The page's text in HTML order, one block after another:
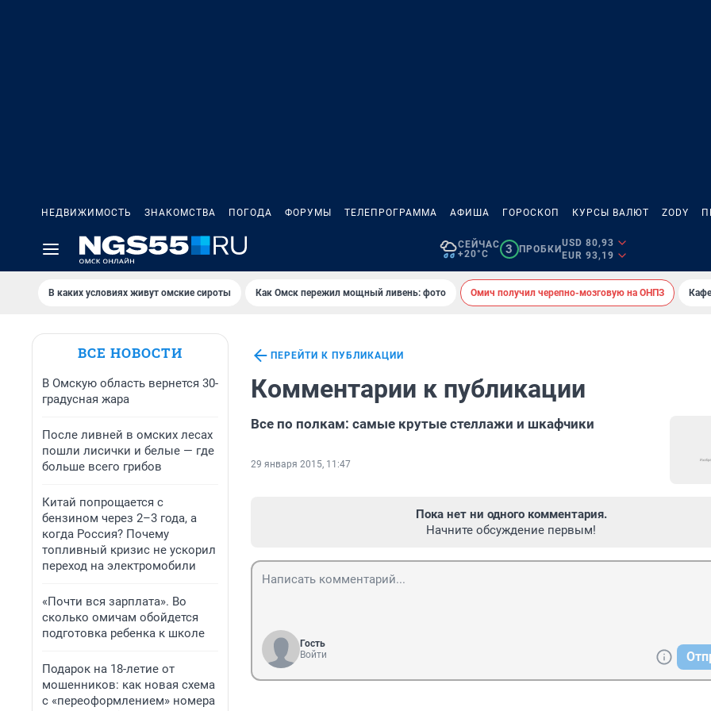
НЕДВИЖИМОСТЬ ЗНАКОМСТВА ПОГОДА ФОРУМЫ ТЕЛЕПРОГРАММА АФИША ГОРОСКОП КУРСЫ ВАЛЮТ ZODY
СЕЙЧАС
+20°C
3 ПРОБКИ
USD 80,93
EUR 93,19
В каких условиях живут омские сироты Как Омск пережил мощный ливень: фото Омич получил черепно-мозговую на ОНПЗ
ВСЕ НОВОСТИ
В Омскую область вернется 30-
градусная жара
После ливней в омских лесах
пошли лисички и белые — где
больше всего грибов
Китай попрощается с
бензином через 2–3 года, а
когда Россия? Почему
топливный кризис не ускорил
переход на электромобили
«Почти вся зарплата». Во
сколько омичам обойдется
подготовка ребенка к школе
Подарок на 18-летие от
мошенников: как новая схема
с «переоформлением» номера
ПЕРЕЙТИ К ПУБЛИКАЦИИ
Комментарии к публикации
Все по полкам: самые крутые стеллажи и шкафчики
29 января 2015, 11:47
Пока нет ни одного комментария.
Начните обсуждение первым!
Гость
Войти